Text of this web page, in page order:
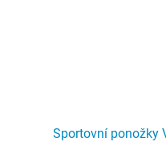
Sportovní ponožky